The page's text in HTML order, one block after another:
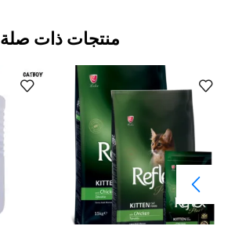
منتجات ذات صلة